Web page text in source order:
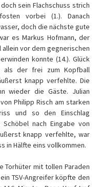
sein Flachschuss strich
vorbei (1.). Danach
doch die nächste gute
es Markus Hofmann, der
vor dem gegnerischen
konnte (14.). Glück
der frei zum Kopfball
knapp verfehlte. Die
wieder die Gäste. Julian
Philipp Risch am starken
und so den Einschlag
nach Eingabe von
knapp verfehlte, war
in Hälfte eins vollkommen.
Torhüter mit tollen Paraden
TSV-Angreifer köpfte den